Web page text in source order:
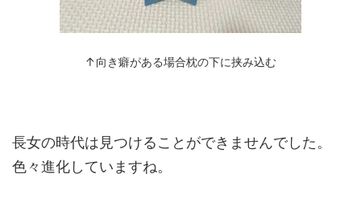
↑向き癖がある場合枕の下に挟み込む
長女の時代は見つけることができませんでした。
色々進化していますね。